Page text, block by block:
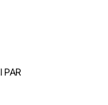
PAR